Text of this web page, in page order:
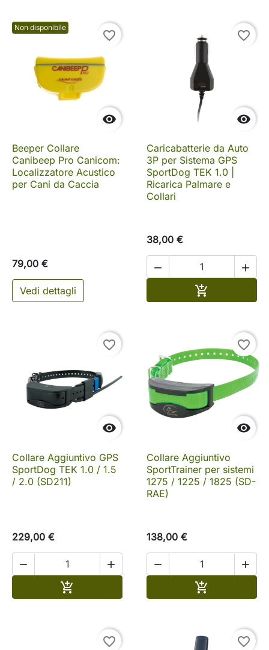
Non disponibile

favorite_border
Beeper Collare
Canibeep Pro Canicom:
Localizzatore Acustico
per Cani da Caccia
79,00 €
Vedi dettagli

favorite_border
Caricabatterie da Auto
3P per Sistema GPS
SportDog TEK 1.0 |
Ricarica Palmare e
Collari
38,00 €
 


favorite_border
Collare Aggiuntivo GPS
SportDog TEK 1.0 / 1.5
/ 2.0 (SD211)
229,00 €
 


favorite_border
Collare Aggiuntivo
SportTrainer per sistemi
1275 / 1225 / 1825 (SD-
RAE)
138,00 €
 

favorite_border favorite_border